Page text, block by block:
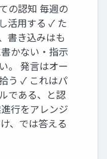
の認知 毎週の
活用する ✓ た
書き込みはも
かない・指示
。 発言はオー
う ✓ これはパ
である、と認
行をアレンジ
、では答える